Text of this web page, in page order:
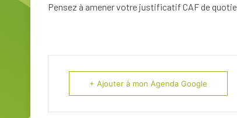
Pensez à amener votre justificatif CAF de
+ Ajouter à mon Agenda Google